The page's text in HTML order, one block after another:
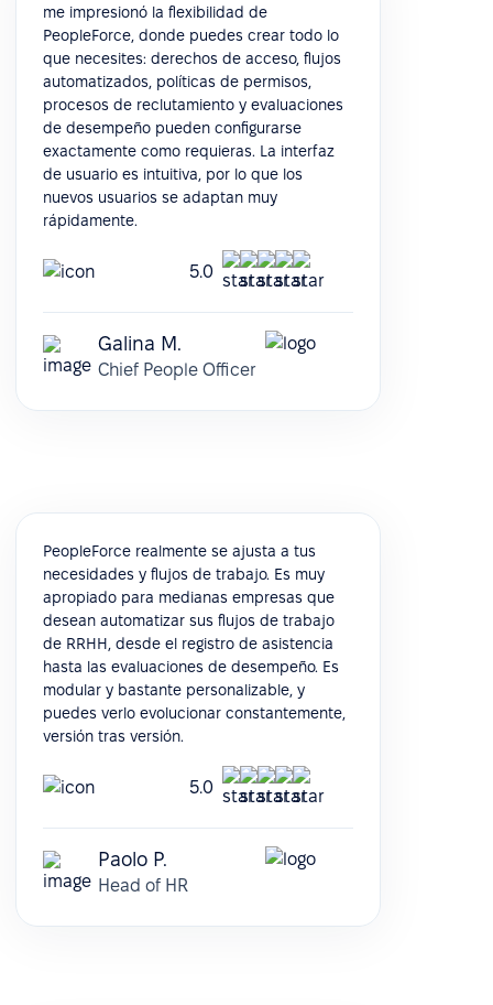
me impresionó la flexibilidad de
PeopleForce, donde puedes crear todo lo
que necesites: derechos de acceso, flujos
automatizados, políticas de permisos,
procesos de reclutamiento y evaluaciones
de desempeño pueden configurarse
exactamente como requieras. La interfaz
de usuario es intuitiva, por lo que los
nuevos usuarios se adaptan muy
rápidamente.
5.0
Galina M.
Chief People Officer
PeopleForce realmente se ajusta a tus
necesidades y flujos de trabajo. Es muy
apropiado para medianas empresas que
desean automatizar sus flujos de trabajo
de RRHH, desde el registro de asistencia
hasta las evaluaciones de desempeño. Es
modular y bastante personalizable, y
puedes verlo evolucionar constantemente,
versión tras versión.
5.0
Paolo P.
Head of HR